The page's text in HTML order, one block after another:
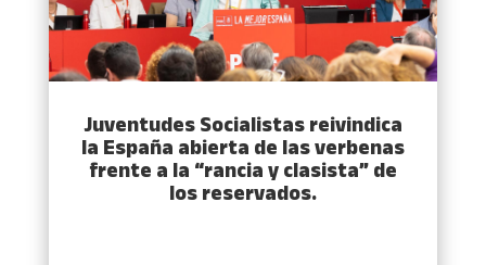
Juventudes Socialistas reivindica
la España abierta de las verbenas
frente a la “rancia y clasista” de
los reservados.